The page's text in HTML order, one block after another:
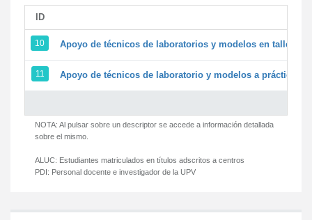
ID
10 Apoyo de técnicos de laboratorios y modelos en
11 Apoyo de técnicos de laboratorio y modelos a prácticas
NOTA: Al pulsar sobre un descriptor se accede a información detallada
sobre el mismo.
ALUC: Estudiantes matriculados en títulos adscritos a centros
PDI: Personal docente e investigador de la UPV